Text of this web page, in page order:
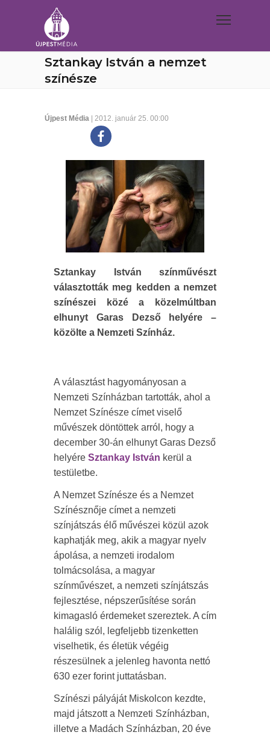
Sztankay István a nemzet
színésze
Újpest Média | 2012. január 25. 00:00
Sztankay István színművészt
választották meg kedden a nemzet
színészei közé a közelmúltban
elhunyt Garas Dezső helyére –
közölte a Nemzeti Színház.
A választást hagyományosan a
Nemzeti Színházban tartották, ahol a
Nemzet Színésze címet viselő
művészek döntöttek arról, hogy a
december 30-án elhunyt Garas Dezső
helyére Sztankay István kerül a
testületbe.
A Nemzet Színésze és a Nemzet
Színésznője címet a nemzeti
színjátszás élő művészei közül azok
kaphatják meg, akik a magyar nyelv
ápolása, a nemzeti irodalom
tolmácsolása, a magyar
színművészet, a nemzeti színjátszás
fejlesztése, népszerűsítése során
kimagasló érdemeket szereztek. A cím
halálig szól, legfeljebb tizenketten
viselhetik, és életük végéig
részesülnek a jelenleg havonta nettó
630 ezer forint juttatásban.
Színészi pályáját Miskolcon kezdte,
majd játszott a Nemzeti Színházban,
illetve a Madách Színházban, 20 éve